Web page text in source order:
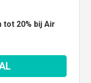
20% bij Air